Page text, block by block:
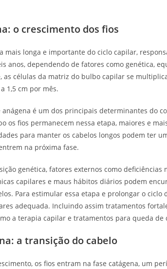
o crescimento dos fios
mais longa e importante do ciclo capilar,
anos, dependendo de fatores como genética,
as células da matriz do bulbo capilar se
1,5 cm por mês.
anágena é um dos principais determinantes do
os fios permanecem nessa etapa, maiores e
para manter os cabelos longos podem ter
na próxima fase.
genética, fatores externos como
capilares e maus hábitos diários podem
Para estimular essa etapa e prolongar o
adequada. Incluindo assim tratamentos
a terapia capilar e tratamentos para queda de
a transição do cabelo
os fios entram na fase catágena, um